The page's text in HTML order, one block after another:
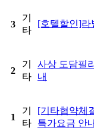
3
기
타
[호텔할인]라
2
기
타
사상 도담필
내
1
기
타
[기타협약체
특가요금 안